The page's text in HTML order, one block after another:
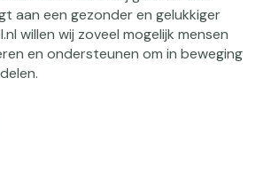
aan een gezonder en gelukkiger
willen wij zoveel mogelijk mensen
en ondersteunen om in beweging